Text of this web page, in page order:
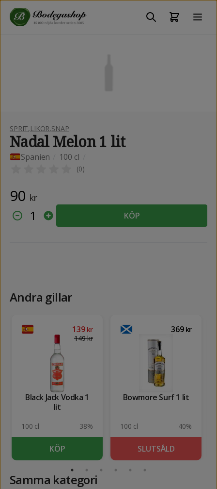
SPRIT,LIKÖR,SNAP
Nadal Melon 1 lit
Spanien 100 cl
(0)
90 kr
1 KÖP
Andra gillar
139 kr
149kr
Black Jack Vodka 1
lit
100 cl 38%
KÖP
369 kr
Bowmore Surf 1 lit
100 cl 40%
SLUTSÅLD
Samma kategori